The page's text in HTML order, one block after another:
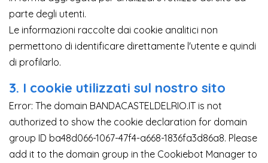
parte degli utenti.
Le informazioni raccolte dai cookie analitici non
permettono di identificare direttamente l'utente e quindi
di profilarlo.
3. I cookie utilizzati sul nostro sito
Error: The domain BANDACASTELDELRIO.IT is not
authorized to show the cookie declaration for domain
group ID ba48d066-1067-47f4-a668-1836fa3d86a8. Please
add it to the domain group in the Cookiebot Manager to